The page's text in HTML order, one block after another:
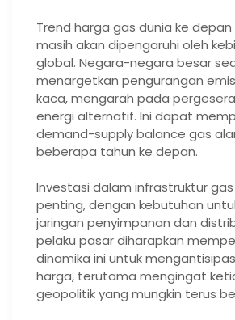
Trend harga gas dunia ke depan
masih akan dipengaruhi oleh
global. Negara-negara besar
menargetkan pengurangan
kaca, mengarah pada
energi alternatif. Ini dapat
demand-supply balance gas
beberapa tahun ke depan.
Investasi dalam infrastruktur
penting, dengan kebutuhan
jaringan penyimpanan dan
pelaku pasar diharapkan
dinamika ini untuk
harga, terutama mengingat
geopolitik yang mungkin terus